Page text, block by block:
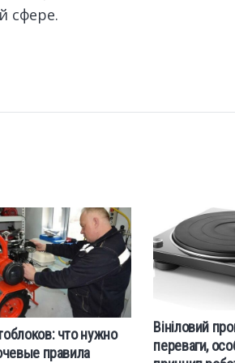
сфере.
что нужно
правила
Вініловий
переваги,